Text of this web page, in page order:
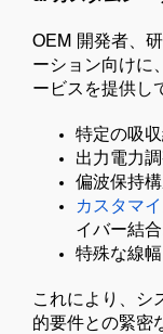
OEM 開発者、
ーション向けに
ービスを提供し
特定の吸
出力電力
偏波保持
カスタマ
イバー結
特殊な線
これにより、シ
的要件との緊密